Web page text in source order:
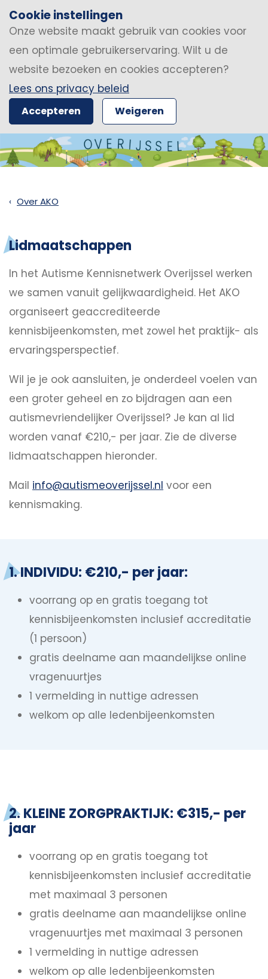
Cookie instellingen
Onze website maakt gebruik van cookies voor
een optimale gebruikerservaring. Wilt u de
website bezoeken en cookies accepteren?
Lees ons privacy beleid
Accepteren Weigeren
Over AKO
Lidmaatschappen
In het Autisme Kennisnetwerk Overijssel werken
we samen vanuit gelijkwaardigheid. Het AKO
organiseert geaccrediteerde
kennisbijeenkomsten, met zowel het praktijk- als
ervaringsperspectief.
Wil je je ook aansluiten, je onderdeel voelen van
een groter geheel en zo bijdragen aan een
autismevriendelijker Overijssel? Je kan al lid
worden vanaf €210,- per jaar. Zie de diverse
lidmaatschappen hieronder.
Mail info@autismeoverijssel.nl voor een
kennismaking.
1. INDIVIDU: €210,- per jaar:
voorrang op en gratis toegang tot
kennisbijeenkomsten inclusief accreditatie
(1 persoon)
gratis deelname aan maandelijkse online
vragenuurtjes
1 vermelding in nuttige adressen
welkom op alle ledenbijeenkomsten
2. KLEINE ZORGPRAKTIJK: €315,- per
jaar
voorrang op en gratis toegang tot
kennisbijeenkomsten inclusief accreditatie
met maximaal 3 personen
gratis deelname aan maandelijkse online
vragenuurtjes met maximaal 3 personen
1 vermelding in nuttige adressen
welkom op alle ledenbijeenkomsten